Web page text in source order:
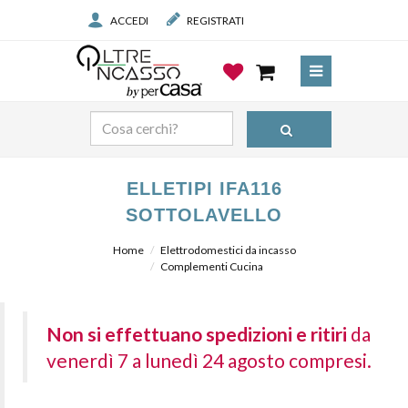
ACCEDI REGISTRATI
ELLETIPI IFA116
SOTTOLAVELLO
Home
Elettrodomestici da incasso
Complementi Cucina
Non si effettuano spedizioni e ritiri da
venerdì 7 a lunedì 24 agosto compresi.